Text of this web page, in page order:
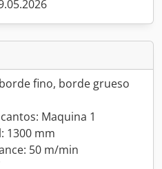
fino, borde grueso
Maquina 1
1300 mm
50 m/min